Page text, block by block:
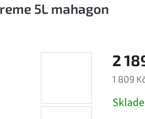
5L mahagon
2
1 809
cena: